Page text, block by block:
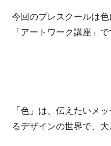
今回のプレスクールは
「アートワーク講座」で
「色」は、伝えたいメ
るデザインの世界で、大